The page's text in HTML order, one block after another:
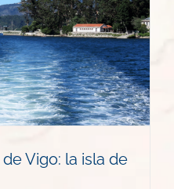
Vigo: la isla de